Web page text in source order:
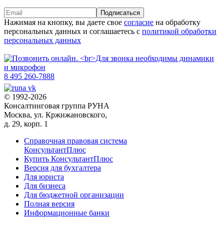
Подписаться
Нажимая на кнопку, вы даете свое согласие на обработку
персональных данных и соглашаетесь с политикой обработки
персональных данных
8 495 260-7888
© 1992-2026
Консалтинговая группа РУНА
Москва, ул. Кржижановского,
д. 29, корп. 1
Справочная правовая система
КонсультантПлюс
Купить КонсультантПлюс
Версия для бухгалтера
Для юриста
Для бизнеса
Для бюджетной организации
Полная версия
Информационные банки